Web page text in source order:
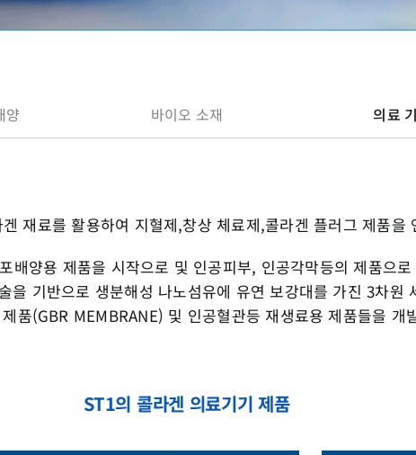
양 바이오 소재 의료
재료를 활용하여 지혈제,창상 체료제,콜라겐 플러그 제품을
배양용 제품을 시작으로 및 인공피부, 인공각막등의 제품으
을 기반으로 생분해성 나노섬유에 유연 보강대를 가진 3차원
품(GBR MEMBRANE) 및 인공혈관등 재생료용 제품들을 개
ST1의 콜라겐 의료기기 제품